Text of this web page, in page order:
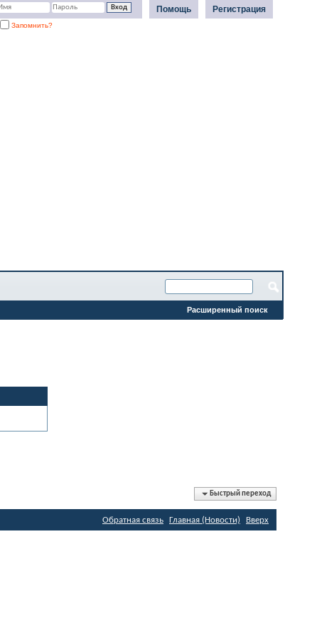
Регистрация
Помощь
Запомнить?
Расширенный поиск
Быстрый переход
Обратная связь Главная (Новости) Вверх